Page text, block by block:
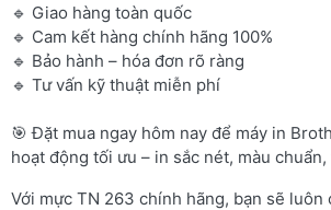
🔹 Giao hàng toàn quốc
🔹 Cam kết hàng chính hãng 100%
🔹 Bảo hành – hóa đơn rõ ràng
🔹 Tư vấn kỹ thuật miễn phí
🎯 Đặt mua ngay hôm nay để máy in
hoạt động tối ưu – in sắc nét, màu
Với mực TN 263 chính hãng, bạn sẽ luôn